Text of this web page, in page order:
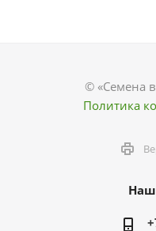
© «Семена
Политика